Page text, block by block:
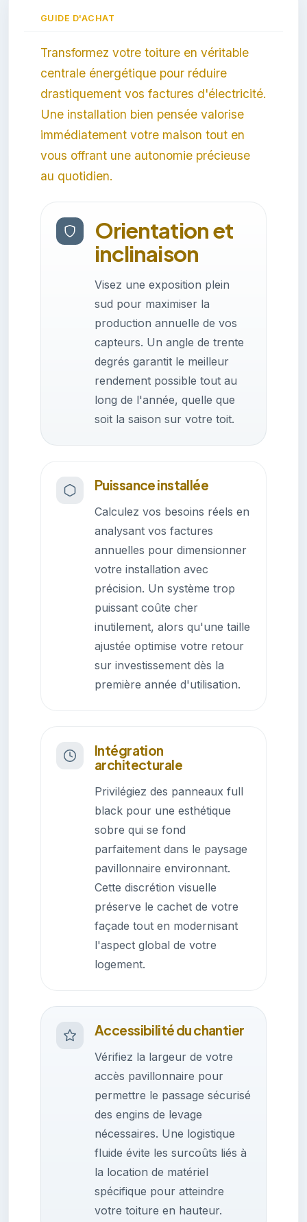
GUIDE D'ACHAT
Transformez votre toiture en véritable
centrale énergétique pour réduire
drastiquement vos factures d'électricité.
Une installation bien pensée valorise
immédiatement votre maison tout en
vous offrant une autonomie précieuse
au quotidien.
Orientation et
inclinaison
Visez une exposition plein
sud pour maximiser la
production annuelle de vos
capteurs. Un angle de trente
degrés garantit le meilleur
rendement possible tout au
long de l'année, quelle que
soit la saison sur votre toit.
Puissance installée
Calculez vos besoins réels en
analysant vos factures
annuelles pour dimensionner
votre installation avec
précision. Un système trop
puissant coûte cher
inutilement, alors qu'une taille
ajustée optimise votre retour
sur investissement dès la
première année d'utilisation.
Intégration
architecturale
Privilégiez des panneaux full
black pour une esthétique
sobre qui se fond
parfaitement dans le paysage
pavillonnaire environnant.
Cette discrétion visuelle
préserve le cachet de votre
façade tout en modernisant
l'aspect global de votre
logement.
Accessibilité du chantier
Vérifiez la largeur de votre
accès pavillonnaire pour
permettre le passage sécurisé
des engins de levage
nécessaires. Une logistique
fluide évite les surcoûts liés à
la location de matériel
spécifique pour atteindre
votre toiture en hauteur.